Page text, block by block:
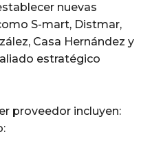
nuevas
S-mart, Distmar,
Casa Hernández y
estratégico
proveedor incluyen: